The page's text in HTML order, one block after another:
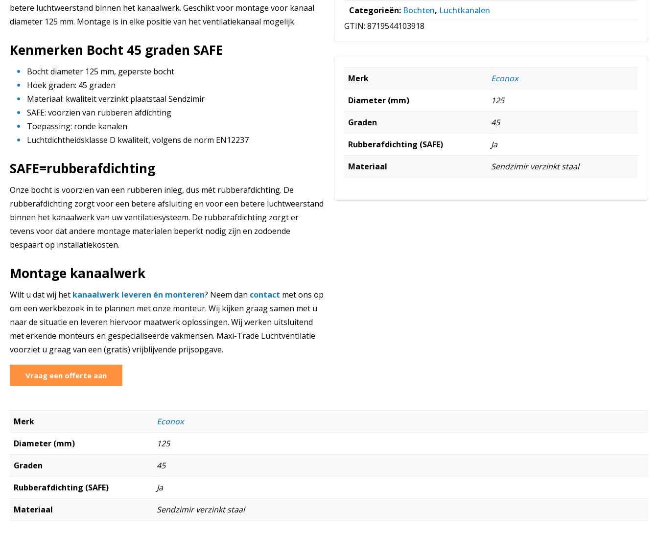
betere luchtweerstand binnen het kanaalwerk. Geschikt voor montage voor kanaal
diameter 125 mm. Montage is in elke positie van het ventilatiekanaal mogelijk.
Kenmerken Bocht 45 graden SAFE
Bocht diameter 125 mm, geperste bocht
Hoek graden: 45 graden
Materiaal: kwaliteit verzinkt plaatstaal Sendzimir
SAFE: voorzien van rubberen afdichting
Toepassing: ronde kanalen
Luchtdichtheidsklasse D kwaliteit, volgens de norm EN12237
SAFE=rubberafdichting
Onze bocht is voorzien van een rubberen inleg, dus mét rubberafdichting. De
rubberafdichting zorgt voor een betere afsluiting en voor een betere luchtweerstand
binnen het kanaalwerk van uw ventilatiesysteem. De rubberafdichting zorgt er
tevens voor dat andere montage materialen beperkt nodig zijn en zodoende
bespaart op installatiekosten.
Montage kanaalwerk
Wilt u dat wij het kanaalwerk leveren én monteren? Neem dan contact met ons op
om een werkbezoek in te plannen met onze monteur. Wij kijken graag samen met u
naar de situatie en leveren hiervoor maatwerk oplossingen. Wij werken uitsluitend
met erkende monteurs en gespecialiseerde vakmensen. Maxi-Trade Luchtventilatie
voorziet u graag van een (gratis) vrijblijvende prijsopgave.
Vraag een offerte aan
Categorieën: Bochten, Luchtkanalen
GTIN: 8719544103918
Merk Econox
Diameter (mm) 125
Graden 45
Rubberafdichting (SAFE) Ja
Materiaal Sendzimir verzinkt staal
Merk Econox
Diameter (mm) 125
Graden 45
Rubberafdichting (SAFE) Ja
Materiaal Sendzimir verzinkt staal